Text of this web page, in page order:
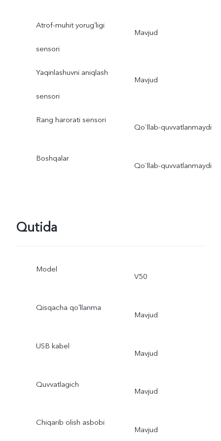
Atrof-muhit yorugʻligi
sensori
Mavjud
Yaqinlashuvni aniqlash
sensori
Mavjud
Rang harorati sensori
Qo`llab-quvvatlanmaydi
Boshqalar
Qo`llab-quvvatlanmaydi
Qutida
Model
V50
Qisqacha qoʻllanma
Mavjud
USB kabel
Mavjud
Quvvatlagich
Mavjud
Chiqarib olish asbobi
Mavjud